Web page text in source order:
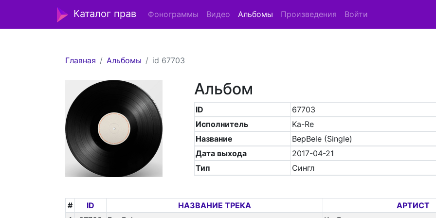
Каталог прав Фонограммы Видео Альбомы Произведения Войти
Главная Альбомы id 67703
Альбом
ID
67703
Исполнитель
Ka-Re
Название
BepBele (Single)
Дата выхода
2017-04-21
Тип
Сингл
# ID НАЗВАНИЕ ТРЕКА
АРТИСТ